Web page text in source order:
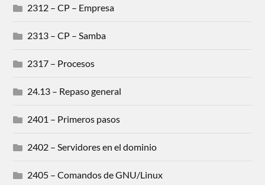
2312 – CP – Empresa
2313 – CP – Samba
2317 – Procesos
24.13 – Repaso general
2401 – Primeros pasos
2402 – Servidores en el dominio
2405 – Comandos de GNU/Linux